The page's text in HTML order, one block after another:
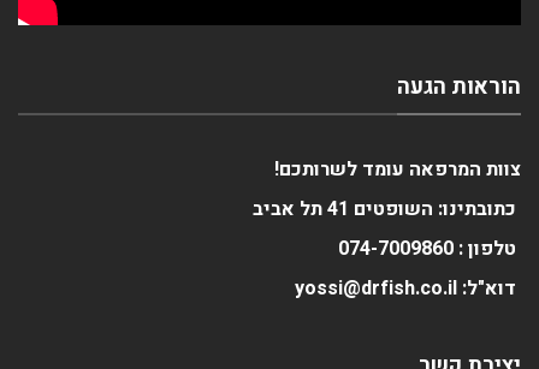
הוראות הגעה
צוות המרפאה עומד לשרותכם!
כתובתינו: השופטים 41 תל אביב
טלפון : 074-7009860
דוא"ל: yossi@drfish.co.il